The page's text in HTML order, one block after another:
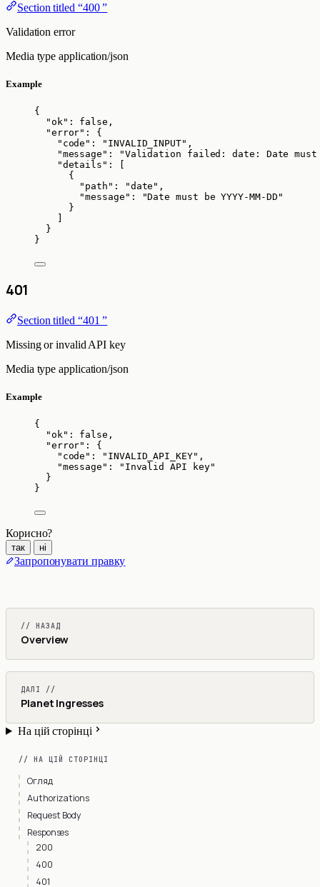
Section titled “400 ”
Validation error
Media type application/json
Example
{
"ok" : false ,
"error" : {
"code" : " INVALID_INPUT" ,
"message" : "Validation failed: date: Date must be
"details" : [
{
"path" : "date " ,
"message" : "Date must be YYYY-MM-DD "
}
}
}
401
Section titled “401 ”
Missing or invalid API key
Media type application/json
Example
{
"ok" : false ,
"error" : {
"code" : " INVALID_API_KEY" ,
"message" : " Invalid API key"
}
}
Корисно?
так ні
Запропонувати правку
// НАЗАД
Overview
ДАЛІ //
Planet Ingresses
На цій сторінці
// НА ЦІЙ СТОРІНЦІ
Огляд
Authorizations
Request Body
Responses
200
400
401